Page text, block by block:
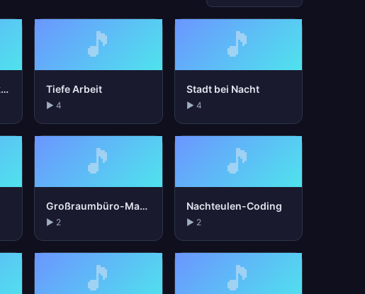
Gegen Schlaflosigkeit
🎵
Tiefe Arbeit
▶ 4
🎵
Stadt bei Nacht
▶ 4
🎵
Großraumbüro-Masker
▶ 2
🎵
Nachteulen-Coding
▶ 2
🎵 🎵